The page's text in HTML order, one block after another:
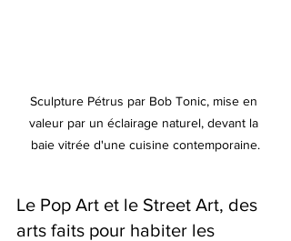
Sculpture Pétrus par Bob Tonic, mise en
valeur par un éclairage naturel, devant la
baie vitrée d'une cuisine contemporaine.
Le Pop Art et le Street Art, des
arts faits pour habiter les